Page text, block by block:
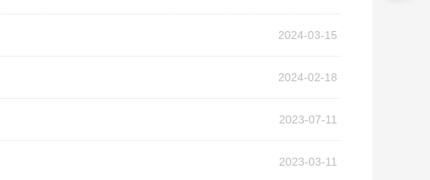
2024-03-15
2024-02-18
2023-07-11
2023-03-11